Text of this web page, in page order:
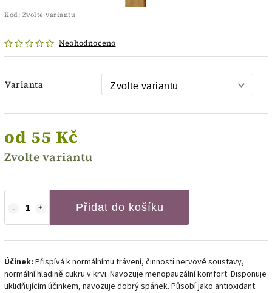
Kód: Zvolte variantu
Neohodnoceno
Varianta
od 55 Kč
Zvolte variantu
Přidat do košíku
Účinek: Přispívá k normálnímu trávení, činnosti nervové soustavy,
normální hladině cukru v krvi. Navozuje menopauzální komfort. Disponuje
uklidňujícím účinkem, navozuje dobrý spánek. Působí jako antioxidant.